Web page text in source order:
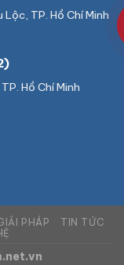
TP. Hồ Chí Minh
Hồ Chí Minh
PHÁP
TIN TỨC